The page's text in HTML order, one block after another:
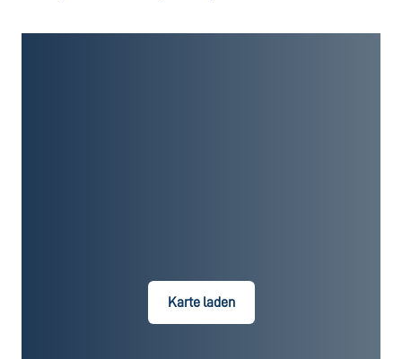
Karte laden